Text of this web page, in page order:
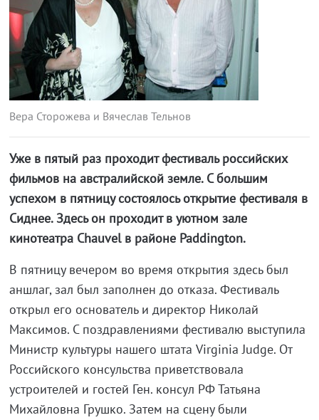
Вера Сторожева и Вячеслав Тельнов
Уже в пятый раз проходит фестиваль российских
фильмов на австралийской земле. С большим
успехом в пятницу состоялось открытие фестиваля в
Сиднее. Здесь он проходит в уютном зале
кинотеатра Chauvel в районе Paddington.
В пятницу вечером во время открытия здесь был
аншлаг, зал был заполнен до отказа. Фестиваль
открыл его основатель и директор Николай
Максимов. С поздравлениями фестивалю выступила
Министр культуры нашего штата Virginia Judge. От
Российского консульства приветствовала
устроителей и гостей Ген. консул РФ Татьяна
Михайловна Грушко. Затем на сцену были